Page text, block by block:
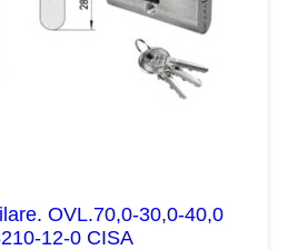
OVL.70,0-30,0-40,0
12-0 CISA